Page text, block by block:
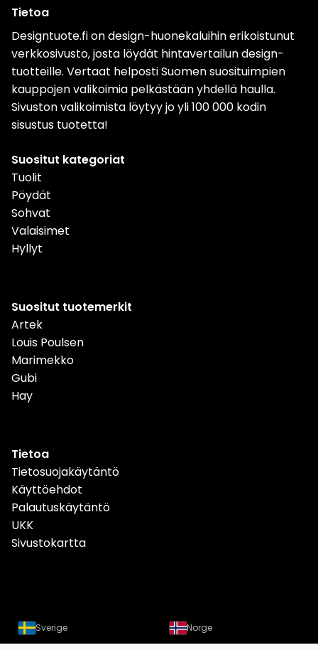
Tietoa
Designtuote.fi on design-huonekaluihin erikoistunut
verkkosivusto, josta löydät hintavertailun design-
tuotteille. Vertaat helposti Suomen suosituimpien
kauppojen valikoimia pelkästään yhdellä haulla.
Sivuston valikoimista löytyy jo yli 100 000 kodin
sisustus tuotetta!
Suositut kategoriat
Tuolit
Pöydät
Sohvat
Valaisimet
Hyllyt
Suositut tuotemerkit
Artek
Louis Poulsen
Marimekko
Gubi
Hay
Tietoa
Tietosuojakäytäntö
Käyttöehdot
Palautuskäytäntö
UKK
Sivustokartta
Sverige Norge